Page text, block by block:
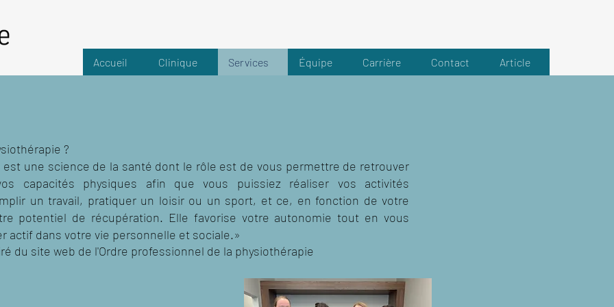
Accueil Clinique Services Équipe Carrière Contact Article
du site web de l'Ordre professionnel de la physiothérapie
?
est une science de la santé dont le rôle est de vous permettre de retrouver
capacités physiques afin que vous puissiez réaliser vos activités
un travail, pratiquer un loisir ou un sport, et ce, en fonction de votre
potentiel de récupération. Elle favorise votre autonomie tout en vous
actif dans votre vie personnelle et sociale.»